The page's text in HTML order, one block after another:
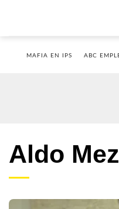
MAFIA EN IPS ABC
Aldo